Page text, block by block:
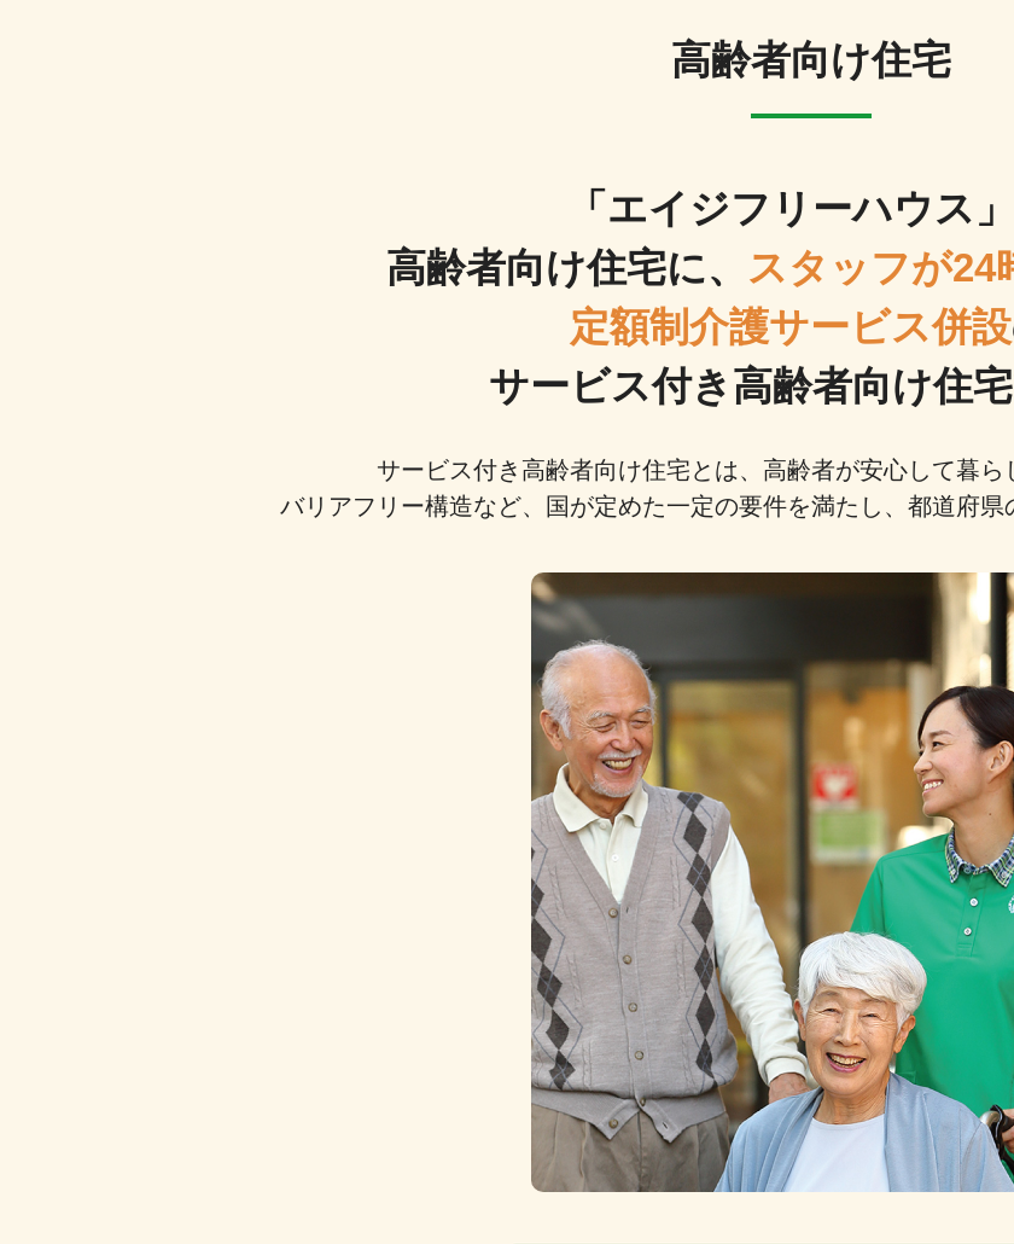
高齢者向け住宅
「エイジフリーハウス
高齢者向け住宅に、 スタッフが24
定額制介護サービス併設
サービス付き高齢者向け住宅
サービス付き高齢者向け住宅とは、高齢者が安心して暮ら
バリアフリー構造など、国が定めた一定の要件を満たし、都道府県